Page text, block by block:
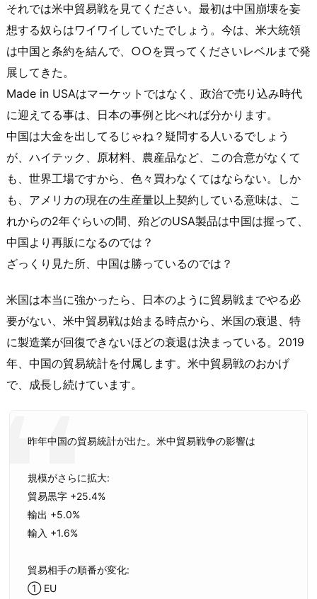
それでは米中貿易戦を見てください。最初は中国崩壊を妄
想する奴らはワイワイしていたでしょう。今は、米大統領
は中国と条約を結んで、○○を買ってくださいレベルまで発
展してきた。
Made in USAはマーケットではなく、政治で売り込み時代
に迎えてる事は、日本の事例と比べれば分かります。
中国は大金を出してるじゃね？疑問する人いるでしょう
が、ハイテック、原材料、農産品など、この合意がなくて
も、世界工場ですから、色々買わなくてはならない。しか
も、アメリカの現在の生産量以上契約している意味は、こ
れからの2年ぐらいの間、殆どのUSA製品は中国は握って、
中国より再販になるのでは？
ざっくり見た所、中国は勝っているのでは？
米国は本当に強かったら、日本のように貿易戦までやる必
要がない、米中貿易戦は始まる時点から、米国の衰退、特
に製造業が回復できないほどの衰退は決まっている。2019
年、中国の貿易統計を付属します。米中貿易戦のおかげ
で、成長し続けています。
昨年中国の貿易統計が出た。米中貿易戦争の影響は
規模がさらに拡大:
貿易黒字 +25.4%
輸出 +5.0%
輸入 +1.6%
貿易相手の順番が変化:
① EU